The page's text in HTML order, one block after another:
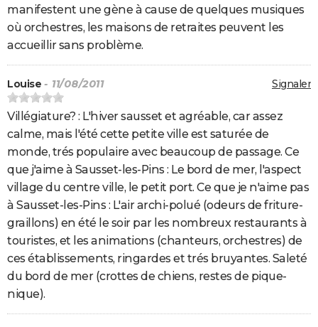
manifestent une gène à cause de quelques musiques
où orchestres, les maisons de retraites peuvent les
accueillir sans problème.
Signaler
Louise - 11/08/2011
Villégiature? : L'hiver sausset et agréable, car assez
calme, mais l'été cette petite ville est saturée de
monde, trés populaire avec beaucoup de passage. Ce
que j'aime à Sausset-les-Pins : Le bord de mer, l'aspect
village du centre ville, le petit port. Ce que je n'aime pas
à Sausset-les-Pins : L'air archi-polué (odeurs de friture-
graillons) en été le soir par les nombreux restaurants à
touristes, et les animations (chanteurs, orchestres) de
ces établissements, ringardes et trés bruyantes. Saleté
du bord de mer (crottes de chiens, restes de pique-
nique).